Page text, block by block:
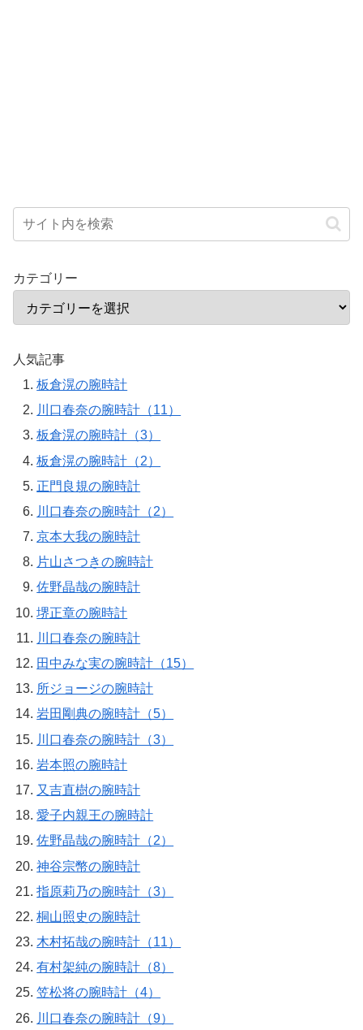
カテゴリー
人気記事
板倉滉の腕時計
川口春奈の腕時計（11）
板倉滉の腕時計（3）
板倉滉の腕時計（2）
正門良規の腕時計
川口春奈の腕時計（2）
京本大我の腕時計
片山さつきの腕時計
佐野晶哉の腕時計
堺正章の腕時計
川口春奈の腕時計
田中みな実の腕時計（15）
所ジョージの腕時計
岩田剛典の腕時計（5）
川口春奈の腕時計（3）
岩本照の腕時計
又吉直樹の腕時計
愛子内親王の腕時計
佐野晶哉の腕時計（2）
神谷宗幣の腕時計
指原莉乃の腕時計（3）
桐山照史の腕時計
木村拓哉の腕時計（11）
有村架純の腕時計（8）
笠松将の腕時計（4）
川口春奈の腕時計（9）